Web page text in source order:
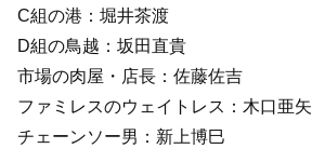
C組の港：堀井茶渡
D組の鳥越：坂田直貴
市場の肉屋・店長：佐藤佐吉
ファミレスのウェイトレス：木口亜矢
チェーンソー男：新上博巳